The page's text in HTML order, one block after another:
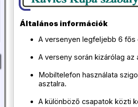
Általános információk
A versenyen legfeljebb 6 fős
A verseny során kizárólag az
Mobiltelefon használata
asztalra.
A különböző csapatok közti